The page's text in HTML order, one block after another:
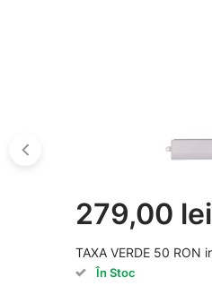
279,00 lei
TAXA VERDE 50 RON
În Stoc